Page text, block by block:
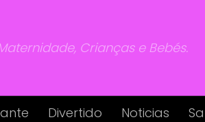
Crianças e Bebés.
Divertido Noticias